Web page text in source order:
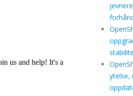
ytelse,